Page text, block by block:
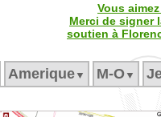
Vous
Merci de signer
soutien à
Amerique ▼ M‑O ▼